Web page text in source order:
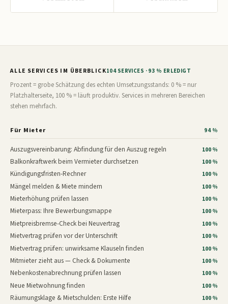
ALLE SERVICES IM ÜBERBLICK104 SERVICES · 93 % ERLEDIGT
Prozent = grobe Schätzung des echten Umsetzungsstands: 0 % = nur
Platzhalterseite, 100 % = läuft produktiv. Services in mehreren Bereichen
stehen mehrfach.
Für Mieter 94 %
Auszugsvereinbarung: Abfindung für den Auszug regeln 100 %
Balkonkraftwerk beim Vermieter durchsetzen 100 %
Kündigungsfristen-Rechner 100 %
Mängel melden & Miete mindern 100 %
Mieterhöhung prüfen lassen 100 %
Mieterpass: Ihre Bewerbungsmappe 100 %
Mietpreisbremse-Check bei Neuvertrag 100 %
Mietvertrag prüfen vor der Unterschrift 100 %
Mietvertrag prüfen: unwirksame Klauseln finden 100 %
Mitmieter zieht aus — Check & Dokumente 100 %
Nebenkostenabrechnung prüfen lassen 100 %
Neue Mietwohnung finden 100 %
Räumungsklage & Mietschulden: Erste Hilfe 100 %